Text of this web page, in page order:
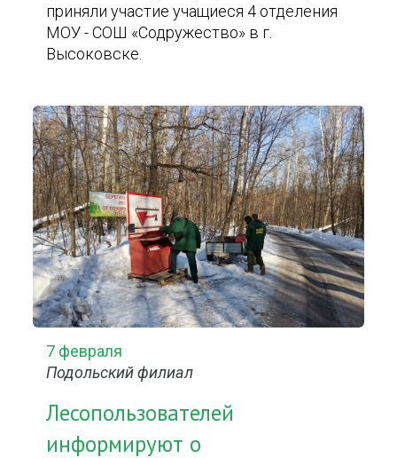
приняли участие учащиеся 4 отделения
МОУ - СОШ «Содружество» в г.
Высоковске.
7 февраля
Подольский филиал
Лесопользователей
информируют о